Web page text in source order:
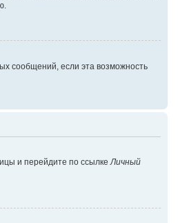
сообщений, если эта возможность
и перейдите по ссылкеЛичный